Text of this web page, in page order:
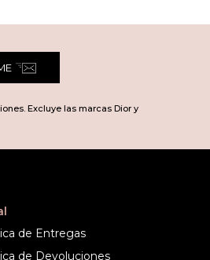
Excluye las marcas Dior y
de Entregas
de Devoluciones